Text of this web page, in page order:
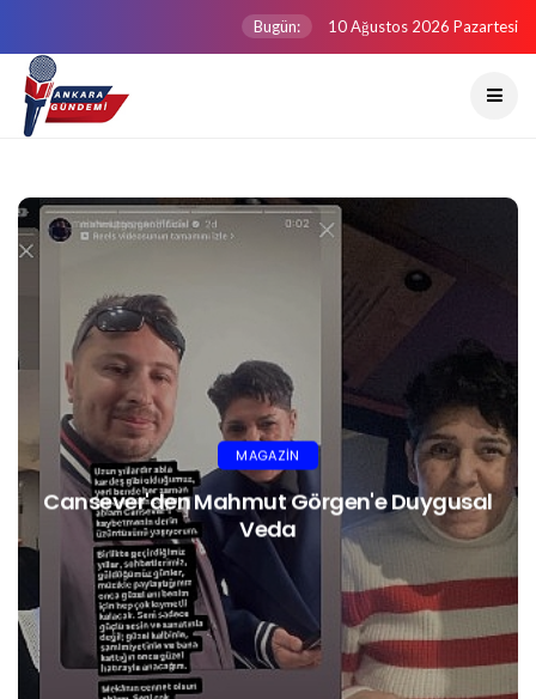
Bugün: 10 Ağustos 2026 Pazartesi
GÜNDEM
"Çocuklara Yangın Güvenliği Eğitimi
Devam Ediyor"